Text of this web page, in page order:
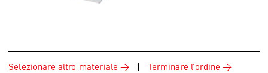
Selezionare altro materiale | Terminare l’ordine